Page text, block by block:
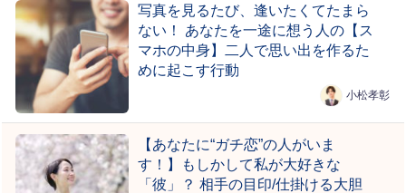
写真を見るたび、逢いたくてたまら
ない！ あなたを一途に想う人の【ス
マホの中身】二人で思い出を作るた
めに起こす行動
小松孝彰
【あなたに“ガチ恋”の人がいま
す！】もしかして私が大好きな
「彼」？ 相手の目印/仕掛ける大胆